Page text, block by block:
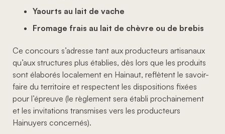
Yaourts au lait de vache
Fromage frais au lait de chèvre ou de brebis
Ce concours s’adresse tant aux producteurs artisanaux
qu’aux structures plus établies, dès lors que les produits
sont élaborés localement en Hainaut, reflètent le savoir-
faire du territoire et respectent les dispositions fixées
pour l’épreuve (le règlement sera établi prochainement
et les invitations transmises vers les producteurs
Hainuyers concernés).